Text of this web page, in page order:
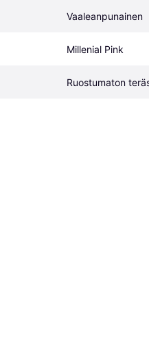
Vaaleanpunainen
Millenial Pink
Ruostumaton